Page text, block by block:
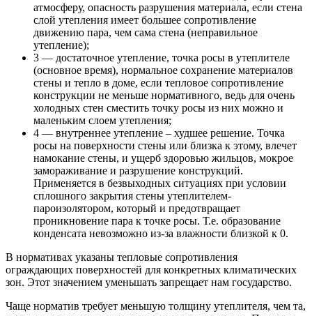
атмосферу, опасность разрушения материала, если стена
слой утепления имеет большее сопротивление
движению пара, чем сама стена (неправильное
утепление);
3 — достаточное утепление, точка росы в утеплителе
(основное время), нормальное сохранение материалов
стены и тепло в доме, если тепловое сопротивление
конструкции не меньше нормативного, ведь для очень
холодных стен сместить точку росы из них можно и
маленьким слоем утепления;
4 — внутреннее утепление – худшее решение. Точка
росы на поверхности стены или близка к этому, влечет
намокание стены, и ущерб здоровью жильцов, мокрое
замораживание и разрушение конструкций.
Применяется в безвыходных ситуациях при условии
сплошного закрытия стены утеплителем-
пароизолятором, который и предотвращает
проникновение пара к точке росы. Т.е. образование
конденсата невозможно из-за влажности близкой к 0.
В нормативах указаны тепловые сопротивления
ограждающих поверхностей для конкретных климатических
зон. Этот значением уменьшать запрещает нам государство.
Чаще норматив требует меньшую толщину утеплителя, чем та,